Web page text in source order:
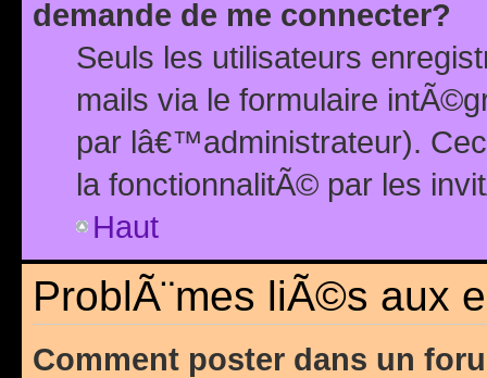
demande de me connecter?
Seuls les utilisateurs
mails via le formulaire
par lâ€™administrateur).
la fonctionnalitÃ© par les
Haut
ProblÃ¨mes liÃ©s aux
Comment poster dans un